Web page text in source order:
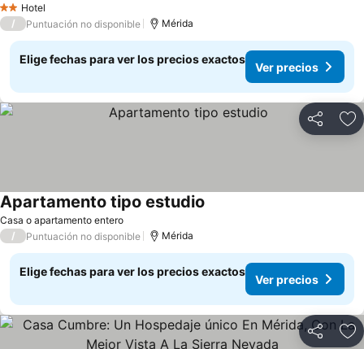
2 Estrellas
Hotel
/ Puntuación no disponible Mérida
Elige fechas para ver los precios exactos
Ver precios
Compartir
Casa o apartamento entero
Apartamento tipo estudio
/ Puntuación no disponible Mérida
Elige fechas para ver los precios exactos
Ver precios
Compartir